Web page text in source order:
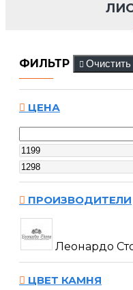
ФИЛЬТР Очистить
ЦЕНА
ПРОИЗВОДИТЕЛИ
Леонардо
ЦВЕТ КАМНЯ